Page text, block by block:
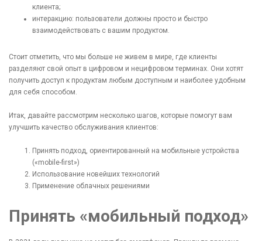
клиента;
интеракцию: пользователи должны просто и быстро
взаимодействовать с вашим продуктом.
Стоит отметить, что мы больше не живем в мире, где клиенты
разделяют свой опыт в цифровом и нецифровом терминах. Они хотят
получить доступ к продуктам любым доступным и наиболее удобным
для себя способом.
Итак, давайте рассмотрим несколько шагов, которые помогут вам
улучшить качество обслуживания клиентов:
Принять подход, ориентированный на мобильные устройства
(«mobile-first»)
Использование новейших технологий
Применение облачных решениями
Принять «мобильный подход»